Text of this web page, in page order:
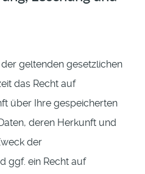
geltenden gesetzlichen
das Recht auf
über Ihre gespeicherten
deren Herkunft und
der
ggf. ein Recht auf